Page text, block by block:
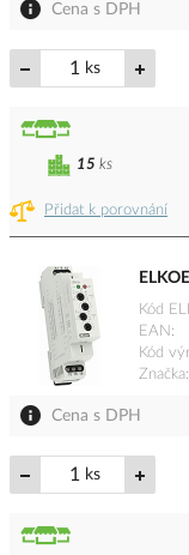
Cena s DPH
ks
Přidat k porovnání
15 ks
Kód
EAN
Kód
Značka
Cena s DPH
ks